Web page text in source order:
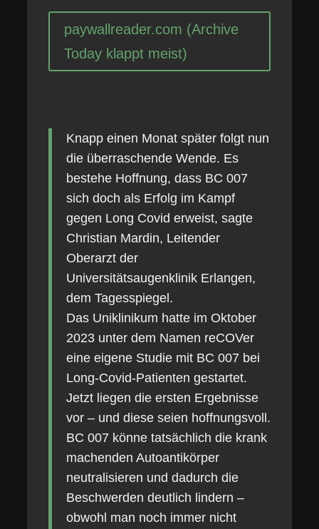
paywallreader.com (Archive
Today klappt meist)
Knapp einen Monat später folgt nun
die überraschende Wende. Es
bestehe Hoffnung, dass BC 007
sich doch als Erfolg im Kampf
gegen Long Covid erweist, sagte
Christian Mardin, Leitender
Oberarzt der
Universitätsaugenklinik Erlangen,
dem Tagesspiegel.
Das Uniklinikum hatte im Oktober
2023 unter dem Namen reCOVer
eine eigene Studie mit BC 007 bei
Long-Covid-Patienten gestartet.
Jetzt liegen die ersten Ergebnisse
vor – und diese seien hoffnungsvoll.
BC 007 könne tatsächlich die krank
machenden Autoantikörper
neutralisieren und dadurch die
Beschwerden deutlich lindern –
obwohl man noch immer nicht